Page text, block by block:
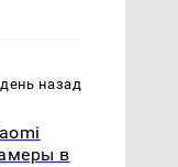
день назад
в